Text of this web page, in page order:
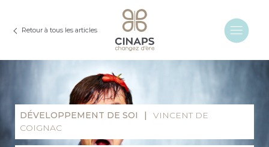
Retour à tous les articles
DÉVELOPPEMENT DE SOI |
VINCENT DE
COIGNAC